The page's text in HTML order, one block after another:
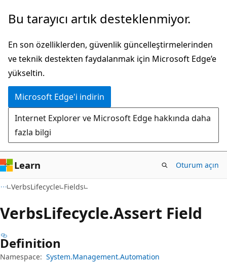
Ana
atla
Sayfa
gezintiye
atla
Bu tarayıcı artık desteklenmiyor.
En son özelliklerden, güvenlik güncelleştirmelerinden
ve teknik destekten faydalanmak için Microsoft Edge’e
yükseltin.
Microsoft Edge'i indirin
Internet Explorer ve Microsoft Edge hakkında daha
fazla bilgi
Learn Oturum açın
VerbsLifecycle Fields
VerbsLifecycle.Assert Field
Definition
Namespace: System.Management.Automation